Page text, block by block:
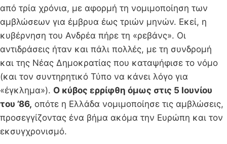
από τρία χρόνια, με αφορμή τη νομιμοποίηση των
αμβλώσεων για έμβρυα έως τριών μηνών. Εκεί, η
κυβέρνηση του Ανδρέα πήρε τη «ρεβάνς». Οι
αντιδράσεις ήταν και πάλι πολλές, με τη συνδρομή
και της Νέας Δημοκρατίας που καταψήφισε το νόμο
(και τον συντηρητικό Τύπο να κάνει λόγο για
«έγκλημα»). Ο κύβος ερρίφθη όμως στις 5 Ιουνίου
του ’86, οπότε η Ελλάδα νομιμοποίησε τις αμβλώσεις,
προσεγγίζοντας ένα βήμα ακόμα την Ευρώπη και τον
εκσυγχρονισμό.